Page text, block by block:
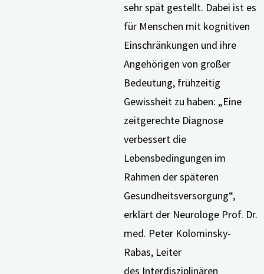
sehr spät gestellt. Dabei ist es
für Menschen mit kognitiven
Einschränkungen und ihre
Angehörigen von großer
Bedeutung, frühzeitig
Gewissheit zu haben: „Eine
zeitgerechte Diagnose
verbessert die
Lebensbedingungen im
Rahmen der späteren
Gesundheitsversorgung“,
erklärt der Neurologe Prof. Dr.
med. Peter Kolominsky-
Rabas, Leiter
des Interdisziplinären